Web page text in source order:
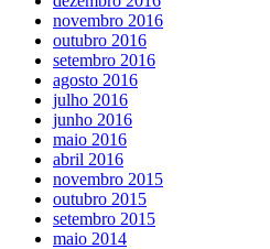
novembro 2016
outubro 2016
setembro 2016
agosto 2016
julho 2016
junho 2016
maio 2016
abril 2016
novembro 2015
outubro 2015
setembro 2015
maio 2014